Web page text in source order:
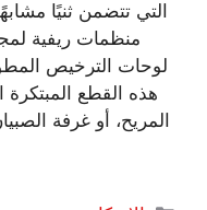
التي تتضمن ثنيًا
منظمات ريفية
لوحات الترخيص
هذه القطع المبتكرة
المريح، أو غرفة